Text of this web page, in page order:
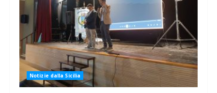
Notizie dalla Sicilia